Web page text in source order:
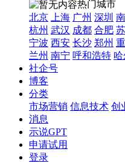
热门城市
北京
上海 广州 深圳
杭州 武汉 成都 合肥
宁波 西安 长沙 郑州
兰州 南宁 呼和浩特
社企号
博客
分类
市场营销 信息技术 创
消息
示说GPT
申请试用
登录